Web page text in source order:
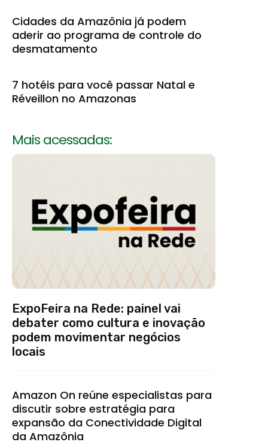
Cidades da Amazônia já podem
aderir ao programa de controle do
desmatamento
7 hotéis para você passar Natal e
Réveillon no Amazonas
Mais acessadas:
ExpoFeira na Rede: painel vai
debater como cultura e inovação
podem movimentar negócios
locais
Amazon On reúne especialistas para
discutir sobre estratégia para
expansão da Conectividade Digital
da Amazônia